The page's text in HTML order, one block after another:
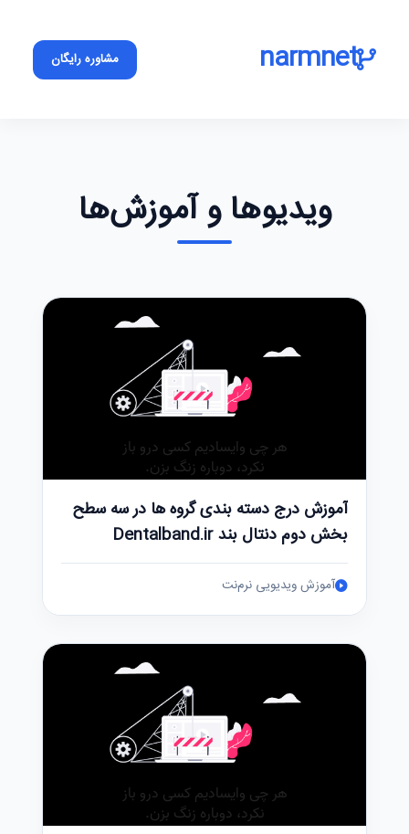
narmnet مشاوره رایگان
ویدیوها و آموزش‌ها
آموزش درج دسته بندی گروه ها در سه سطح
بخش دوم دنتال بند Dentalband.ir
آموزش ویدیویی نرم‌نت